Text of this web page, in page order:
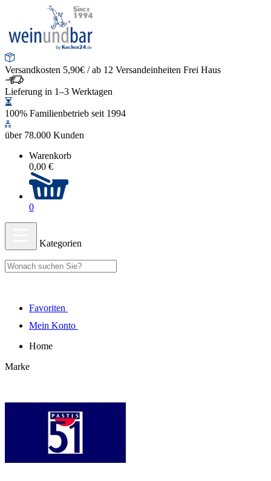
Versandkosten 5,90€ / ab 12 Versandeinheiten Frei Haus
Lieferung in 1–3 Werktagen
100% Familienbetrieb seit 1994
über 78.000 Kunden
Warenkorb
0,00 €
0
Kategorien
Favoriten
Mein Konto
Home
Marke